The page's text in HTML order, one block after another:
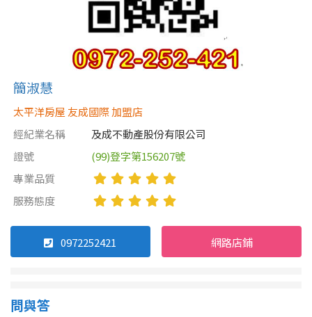
金門連江 2樓
5~10樓
21樓以上
~
格局
4房
簡淑慧
太平洋房屋 友成國際 加盟店
經紀業名稱
及成不動產股份有限公司
證號
(99)登字第156207號
專業品質
服務態度
0972252421 網路店鋪
問與答